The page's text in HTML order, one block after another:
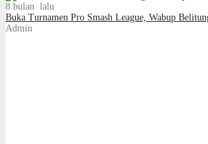
8 bulan lalu
Buka Turnamen Pro Smash League, Wabup
Admin